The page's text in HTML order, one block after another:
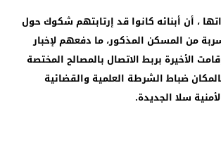
، أن أبنائه كانوا قد إرتابتهم شكوك حول
من المسكن المذكور، ما دفعهم لإخبار
الأخيرة بربط الاتصال بالمصالح المختصة
ضباط الشرطة العلمية والقضائية
سلا الجديدة.